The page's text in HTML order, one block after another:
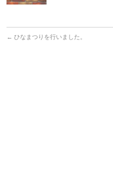
← ひなまつりを行いました。